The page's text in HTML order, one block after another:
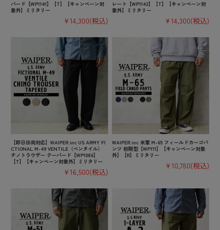
パード【WP1141】【T】【キャンペーン対
象外】ミリタリー
¥14,300(税込)
レート【WP1142】【T】【キャンペーン対
象外】ミリタリー
¥14,300(税込)
【即日出荷対応】WAIPER.inc US ARMY FI
CTIONAL M-49 VENTILE（ベンタイル）
チノトラウザー テーパード【WP1086】
【T】【キャンペーン対象外】ミリタリー
¥16,500(税込)
WAIPER.inc 米軍 M-65 フィールドカーゴパ
ンツ 初期型【WP111】【キャンペーン対象
外】【R】ミリタリー
¥10,780(税込)